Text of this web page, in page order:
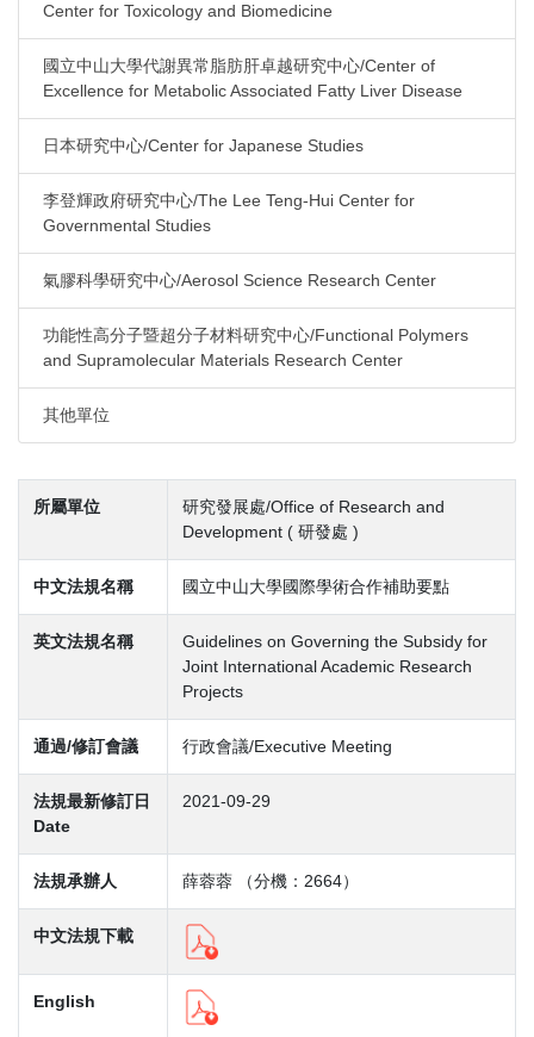
Center for Toxicology and Biomedicine
國立中山大學代謝異常脂肪肝卓越研究中心/Center of
Excellence for Metabolic Associated Fatty Liver Disease
日本研究中心/Center for Japanese Studies
李登輝政府研究中心/The Lee Teng-Hui Center for
Governmental Studies
氣膠科學研究中心/Aerosol Science Research Center
功能性高分子暨超分子材料研究中心/Functional Polymers
and Supramolecular Materials Research Center
其他單位
所屬單位
研究發展處/Office of Research and
Development ( 研發處 )
中文法規名稱 國立中山大學國際學術合作補助要點
英文法規名稱
Guidelines on Governing the Subsidy for
Joint International Academic Research
Projects
通過/修訂會議 行政會議/Executive Meeting
法規最新修訂日
Date
2021-09-29
法規承辦人 薛蓉蓉 （分機：2664）
中文法規下載
English